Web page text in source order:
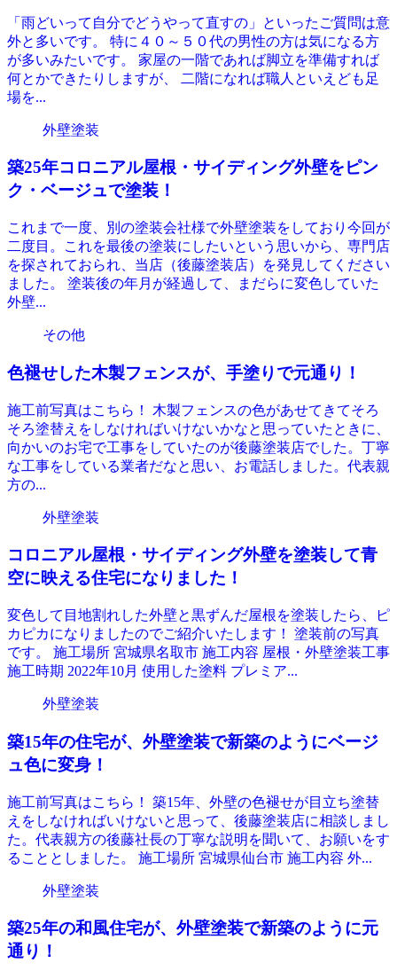
「雨どいって自分でどうやって直すの」といったご質問は意
外と多いです。 特に４０～５０代の男性の方は気になる方
が多いみたいです。 家屋の一階であれば脚立を準備すれば
何とかできたりしますが、 二階になれば職人といえども足
場を...
外壁塗装
築25年コロニアル屋根・サイディング外壁をピン
ク・ベージュで塗装！
これまで一度、別の塗装会社様で外壁塗装をしており今回が
二度目。これを最後の塗装にしたいという思いから、専門店
を探されておられ、当店（後藤塗装店）を発見してください
ました。 塗装後の年月が経過して、まだらに変色していた
外壁...
その他
色褪せした木製フェンスが、手塗りで元通り！
施工前写真はこちら！ 木製フェンスの色があせてきてそろ
そろ塗替えをしなければいけないかなと思っていたときに、
向かいのお宅で工事をしていたのが後藤塗装店でした。丁寧
な工事をしている業者だなと思い、お電話しました。代表親
方の...
外壁塗装
コロニアル屋根・サイディング外壁を塗装して青
空に映える住宅になりました！
変色して目地割れした外壁と黒ずんだ屋根を塗装したら、ピ
カピカになりましたのでご紹介いたします！ 塗装前の写真
です。 施工場所 宮城県名取市 施工内容 屋根・外壁塗装工事
施工時期 2022年10月 使用した塗料 プレミア...
外壁塗装
築15年の住宅が、外壁塗装で新築のようにベージ
ュ色に変身！
施工前写真はこちら！ 築15年、外壁の色褪せが目立ち塗替
えをしなければいけないと思って、後藤塗装店に相談しまし
た。代表親方の後藤社長の丁寧な説明を聞いて、お願いをす
ることとしました。 施工場所 宮城県仙台市 施工内容 外...
外壁塗装
築25年の和風住宅が、外壁塗装で新築のように元
通り！